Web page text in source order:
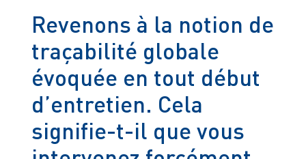
Revenons à la notion de
traçabilité globale
évoquée en tout début
d’entretien. Cela
signifie-t-il que vous